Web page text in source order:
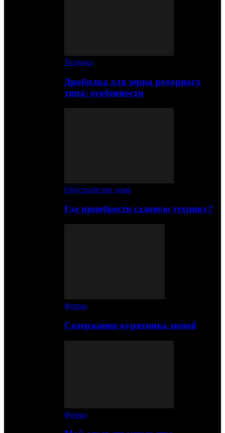
Техника
Дробилка для зерна роторного
типа: особенности
Обустройство дома
Где приобрести садовую технику?
Ферма
Содержание курятника зимой
Ферма